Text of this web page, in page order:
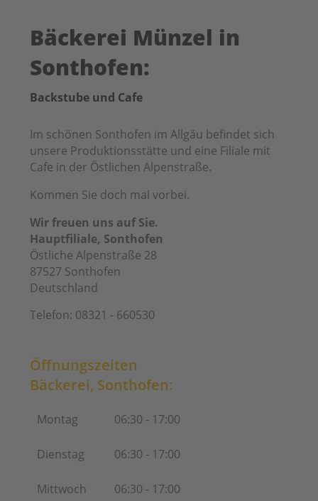
Bäckerei Münzel in
Sonthofen:
Backstube und Cafe
Im schönen Sonthofen im Allgäu befindet sich
unsere Produktionsstätte und eine Filiale mit
Cafe in der Östlichen Alpenstraße.
Kommen Sie doch mal vorbei.
Wir freuen uns auf Sie.
Hauptfiliale, Sonthofen
Östliche Alpenstraße 28
87527 Sonthofen
Deutschland
Telefon: 08321 - 660530
Öffnungszeiten
Bäckerei, Sonthofen:
Montag 06:30 - 17:00
Dienstag 06:30 - 17:00
Mittwoch 06:30 - 17:00